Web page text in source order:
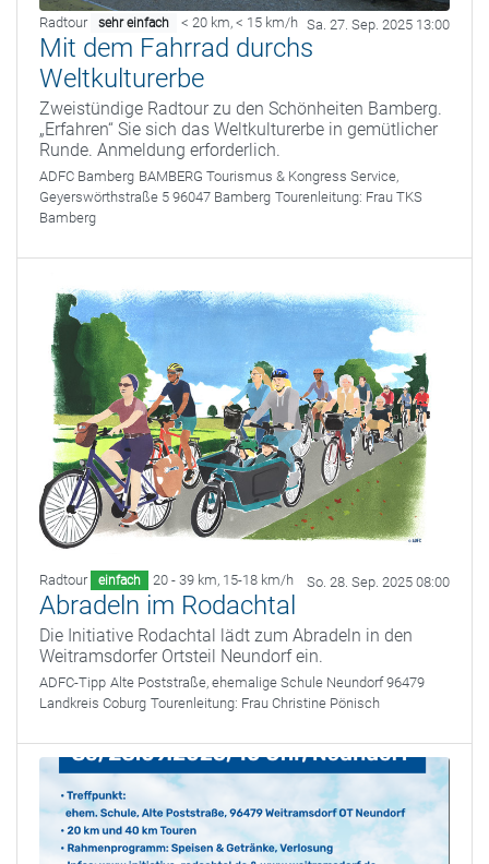
Radtour sehr einfach < 20 km, < 15 km/h Sa. 27. Sep. 2025 13:00
Mit dem Fahrrad durchs
Weltkulturerbe
Zweistündige Radtour zu den Schönheiten Bamberg.
„Erfahren“ Sie sich das Weltkulturerbe in gemütlicher
Runde. Anmeldung erforderlich.
ADFC Bamberg BAMBERG Tourismus & Kongress Service,
Geyerswörthstraße 5 96047 Bamberg Tourenleitung: Frau TKS
Bamberg
Radtour einfach 20 - 39 km, 15-18 km/h So. 28. Sep. 2025 08:00
Abradeln im Rodachtal
Die Initiative Rodachtal lädt zum Abradeln in den
Weitramsdorfer Ortsteil Neundorf ein.
ADFC-Tipp Alte Poststraße, ehemalige Schule Neundorf 96479
Landkreis Coburg Tourenleitung: Frau Christine Pönisch